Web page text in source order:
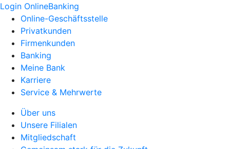
Login OnlineBanking
Online-Geschäftsstelle
Privatkunden
Firmenkunden
Banking
Meine Bank
Karriere
Service & Mehrwerte
Über uns
Unsere Filialen
Mitgliedschaft